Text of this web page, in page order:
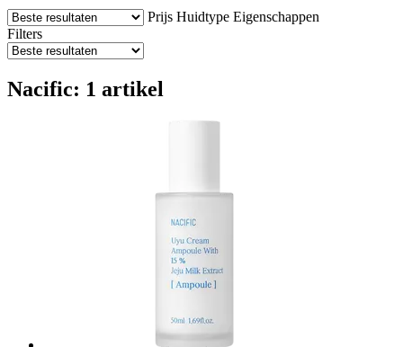
Prijs Huidtype Eigenschappen
Filters
Nacific: 1 artikel